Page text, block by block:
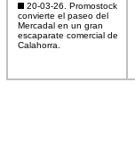
20-03-26. Promostock
convierte el paseo del
Mercadal en un gran
escaparate comercial de
Calahorra.